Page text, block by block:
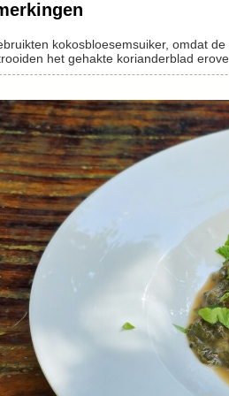
kokosbloesemsuiker, omdat
het gehakte korianderblad